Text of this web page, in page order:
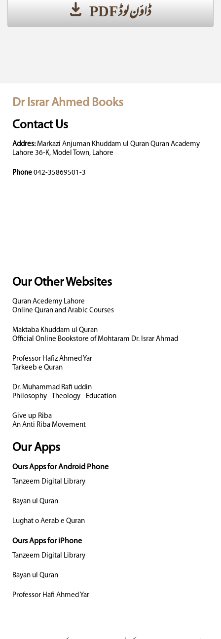
ڈاؤن لوڈ PDF
Dr Israr Ahmed Books
Contact Us
Addres: Markazi Anjuman Khuddam ul Quran Quran Academy
Lahore 36-K, Model Town, Lahore
Phone 042-35869501-3
Our Other Websites
Quran Acedemy Lahore
Online Quran and Arabic Courses
Maktaba Khuddam ul Quran
Official Online Bookstore of Mohtaram Dr. Israr Ahmad
Professor Hafiz Ahmed Yar
Tarkeeb e Quran
Dr. Muhammad Rafi uddin
Philosophy - Theology - Education
Give up Riba
An Anti Riba Movement
Our Apps
Ours Apps for Android Phone
Tanzeem Digital Library
Bayan ul Quran
Lughat o Aerab e Quran
Ours Apps for iPhone
Tanzeem Digital Library
Bayan ul Quran
Professor Hafi Ahmed Yar